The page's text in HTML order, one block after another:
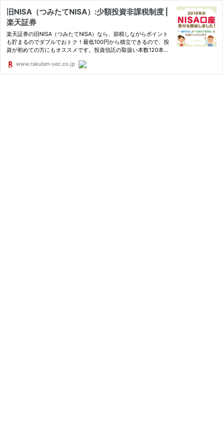
旧NISA（つみたてNISA）:少額投資非課税制度 |
楽天証券
楽天証券の旧NISA（つみたてNISA）なら、節税しながらポイント
も貯まるのでダブルでおトク！最低100円から積立できるので、投
資が初めての方にもオススメです。投資信託の取扱い本数120本以
www.rakuten-sec.co.jp